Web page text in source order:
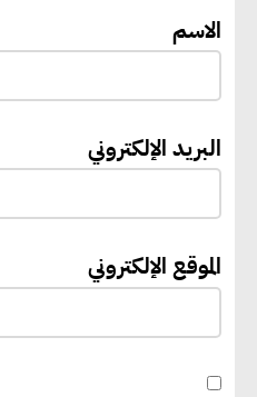
الاسم
البريد الإلكتروني
الموقع الإلكتروني
يعمل على
حوكمة ملف
مليون جنيه
المتجددة